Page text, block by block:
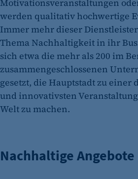
Opt-In Cookie speichert die
Besuchers, wenn auf der Seite
Tracking Opt-In ausgespielt
für ein eventuelles Opt-Out
Cookie Laufzeit:
"no" - 50 Jahre "yes" - 480 Tage
fe_typo_user
CMS TYPO3
Motivationsveranstaltungen
werden qualitativ hochwertige
Immer mehr dieser
Thema Nachhaltigkeit in ihr
sich etwa die mehr als 200 im
zusammengeschlossenen
gesetzt, die Hauptstadt zu einer
und innovativsten
Welt zu machen.
Nachhaltige